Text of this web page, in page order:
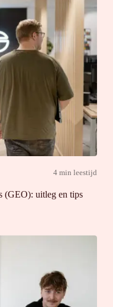
4 min leestijd
(GEO): uitleg en tips